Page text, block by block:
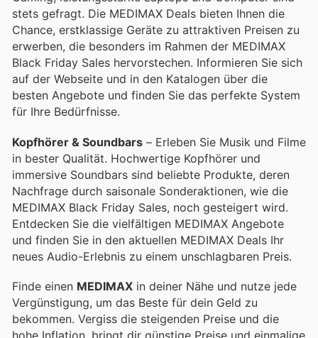
stets gefragt. Die MEDIMAX Deals bieten Ihnen die
Chance, erstklassige Geräte zu attraktiven Preisen zu
erwerben, die besonders im Rahmen der MEDIMAX
Black Friday Sales hervorstechen. Informieren Sie sich
auf der Webseite und in den Katalogen über die
besten Angebote und finden Sie das perfekte System
für Ihre Bedürfnisse.
Kopfhörer & Soundbars – Erleben Sie Musik und Filme
in bester Qualität. Hochwertige Kopfhörer und
immersive Soundbars sind beliebte Produkte, deren
Nachfrage durch saisonale Sonderaktionen, wie die
MEDIMAX Black Friday Sales, noch gesteigert wird.
Entdecken Sie die vielfältigen MEDIMAX Angebote
und finden Sie in den aktuellen MEDIMAX Deals Ihr
neues Audio-Erlebnis zu einem unschlagbaren Preis.
Finde einen MEDIMAX in deiner Nähe und nutze jede
Vergünstigung, um das Beste für dein Geld zu
bekommen. Vergiss die steigenden Preise und die
hohe Inflation. bringt dir günstige Preise und einmalige